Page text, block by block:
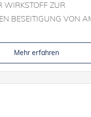
WIRKSTOFF ZUR
BESEITIGUNG VON
Mehr erfahren